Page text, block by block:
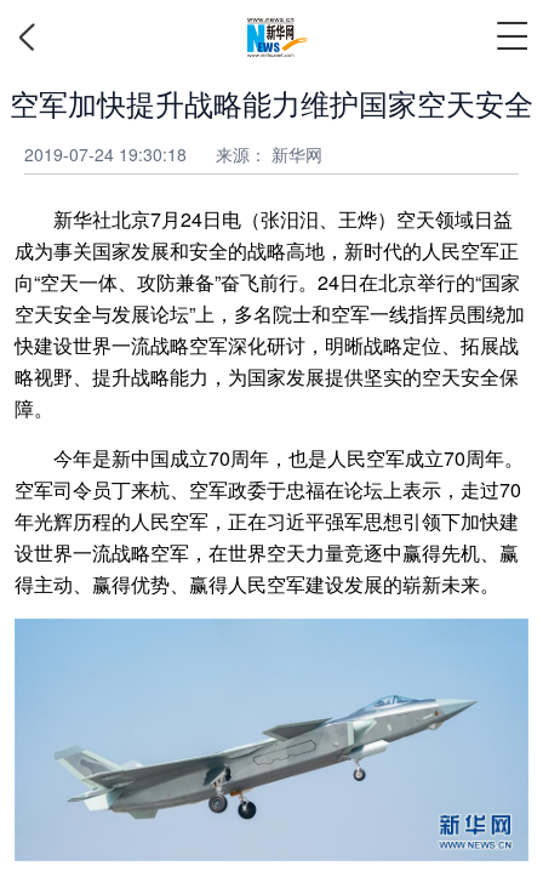
空军加快提升战略能力维护国家空天安全
2019-07-24 19:30:18 来源： 新华网
新华社北京7月24日电（张汨汨、王烨）空天领域日益
成为事关国家发展和安全的战略高地，新时代的人民空军正
向“空天一体、攻防兼备”奋飞前行。24日在北京举行的“国家
空天安全与发展论坛”上，多名院士和空军一线指挥员围绕加
快建设世界一流战略空军深化研讨，明晰战略定位、拓展战
略视野、提升战略能力，为国家发展提供坚实的空天安全保
障。
今年是新中国成立70周年，也是人民空军成立70周年。
空军司令员丁来杭、空军政委于忠福在论坛上表示，走过70
年光辉历程的人民空军，正在习近平强军思想引领下加快建
设世界一流战略空军，在世界空天力量竞逐中赢得先机、赢
得主动、赢得优势、赢得人民空军建设发展的崭新未来。